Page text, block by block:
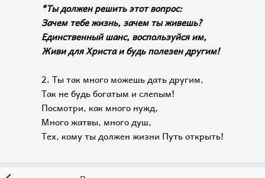
*Ты должен решить этот вопрос:
Зачем тебе жизнь, зачем ты живешь?
Единственный шанс, воспользуйся им,
Живи для Христа и будь полезен другим!
2. Ты так много можешь дать другим,
Так не будь богатым и слепым!
Посмотри, как много нужд,
Много жатвы, много душ,
Тех, кому ты должен жизни Путь открыть!